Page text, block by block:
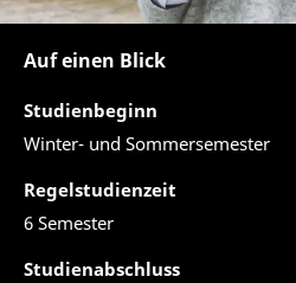
Auf einen Blick
Studienbeginn
Winter- und Sommersemester
Regelstudienzeit
6 Semester
Studienabschluss